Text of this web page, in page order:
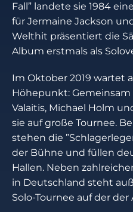
Fall” landete sie 1984
für Jermaine Jackson
Welthit präsentiert die
Album erstmals als
Im Oktober 2019 wartet
Höhepunkt: Gemeinsam
Valaitis, Michael Holm
sie auf große Tournee.
stehen die
der Bühne und füllen
Hallen. Neben
in Deutschland steht
Solo-Tournee auf der der